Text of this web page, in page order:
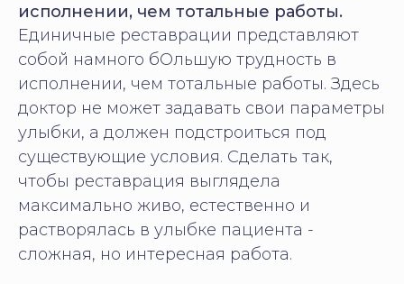
исполнении, чем тотальные работы.
Единичные реставрации представляют
собой намного бОльшую трудность в
исполнении, чем тотальные работы. Здесь
доктор не может задавать свои параметры
улыбки, а должен подстроиться под
существующие условия. Сделать так,
чтобы реставрация выглядела
максимально живо, естественно и
растворялась в улыбке пациента -
сложная, но интересная работа.